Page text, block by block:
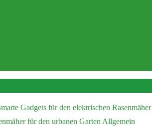
Gadgets für den elektrischen Rasenmäher
für den urbanen Garten Allgemein